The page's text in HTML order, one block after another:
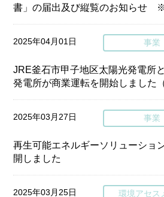
書」の届出及び縦覧のお知らせ ※
2025年04月01日 事業
JRE釜石市甲子地区太陽光発電所
発電所が商業運転を開始しました
2025年03月27日 事業
再生可能エネルギーソリューショ
開しました
2025年03月25日 環境アセス